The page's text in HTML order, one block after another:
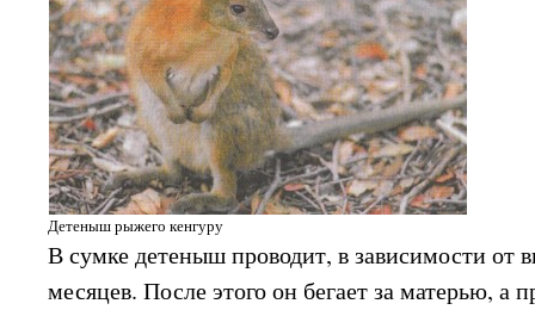
Детеныш рыжего кенгуру
В сумке детеныш проводит, в зависимости от
месяцев. После этого он бегает за матерью, а